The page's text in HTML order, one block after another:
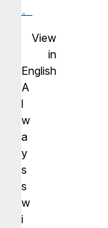
。
View
in
English
A
l
w
a
y
s
s
w
i